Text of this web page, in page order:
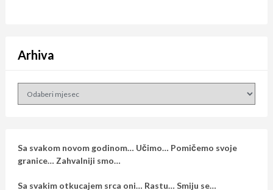
Arhiva
Sa svakom novom godinom… Učimo… Pomičemo svoje
granice… Zahvalniji smo…
Sa svakim otkucajem srca oni… Rastu… Smiju se…